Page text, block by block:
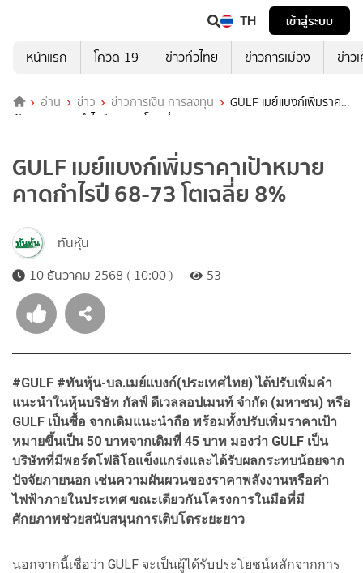
TH
เข้าสู่ระบบ
หน้าแรก
โควิด-19 ข่าวทั่วไทย ข่าวการเมือง ข่าว
อ่าน ข่าว ข่าวการเงิน การลงทุน
GULF เมย์แบงก์เพิ่มราคา
เป้าหมาย คาดกำไรปี 68-73 โตเฉลี่ย 8%
GULF เมย์แบงก์เพิ่มราคาเป้าหมาย
คาดกำไรปี 68-73 โตเฉลี่ย 8%
ทันหุ้น
10 ธันวาคม 2568 ( 10:00 )
53
#GULF #ทันหุ้น-บล.เมย์แบงก์(ประเทศไทย) ได้ปรับเพิ่มคำ
แนะนำในหุ้นบริษัท กัลฟ์ ดีเวลลอปเมนท์ จำกัด (มหาชน) หรือ
GULF เป็นซื้อ จากเดิมแนะนำถือ พร้อมทั้งปรับเพิ่มราคาเป้า
หมายขึ้นเป็น 50 บาทจากเดิมที่ 45 บาท มองว่า GULF เป็น
บริษัทที่มีพอร์ตโฟลิโอแข็งแกร่งและได้รับผลกระทบน้อยจาก
ปัจจัยภายนอก เช่นความผันผวนของราคาพลังงานหรือค่า
ไฟฟ้าภายในประเทศ ขณะเดียวกันโครงการในมือที่มี
ศักยภาพช่วยสนับสนุนการเติบโตระยะยาว
นอกจากนี้เชื่อว่า GULF จะเป็นผู้ได้รับประโยชน์หลักจากการ